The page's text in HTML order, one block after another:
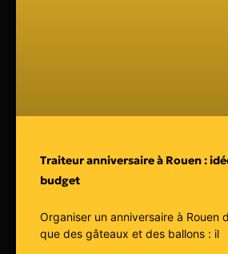
Traiteur anniversaire à Rouen :
budget
Organiser un anniversaire à Rouen
que des gâteaux et des ballons : il